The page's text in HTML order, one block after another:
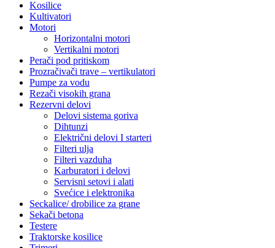
Kosilice
Kultivatori
Motori
Horizontalni motori
Vertikalni motori
Perači pod pritiskom
Prozračivači trave – vertikulatori
Pumpe za vodu
Rezači visokih grana
Rezervni delovi
Delovi sistema goriva
Dihtunzi
Električni delovi I starteri
Filteri ulja
Filteri vazduha
Karburatori i delovi
Servisni setovi i alati
Svećice i elektronika
Seckalice/ drobilice za grane
Sekači betona
Testere
Traktorske kosilice